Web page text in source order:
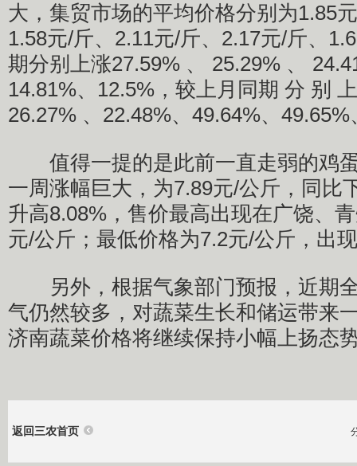
大，集贸市场的平均价格分别为1.85
1.58元/斤、2.11元/斤、2.17元/斤、
期分别上涨27.59% 、 25.29% 、
14.81%、12.5%，较上月同期 分 别
26.27% 、22.48%、49.64%、
值得一提的是此前一直走弱的鸡
一周涨幅巨大，为7.89元/公斤，同比
升高8.08%，售价最高出现在广饶、
元/公斤；最低价格为7.2元/公斤，出
另外，根据气象部门预报，近期
气仍然较多，对蔬菜生长和储运带来
济南蔬菜价格将继续保持小幅上扬态
返回三农首页